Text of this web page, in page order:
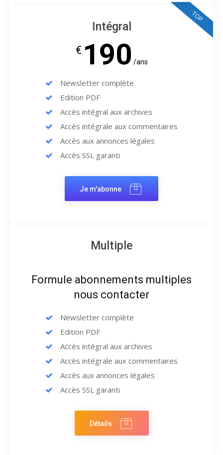
TOP
Intégral
€ 190 /ans
Newsletter complète
Edition PDF
Accès intégral aux archives
Accès intégrale aux commentaires
Accès aux annonces légales
Accès SSL garanti
Je m'abonne
Multiple
Formule abonnements multiples
nous contacter
Newsletter complète
Edition PDF
Accès intégral aux archives
Accès intégrale aux commentaires
Accès aux annonces légales
Accès SSL garanti
Détails